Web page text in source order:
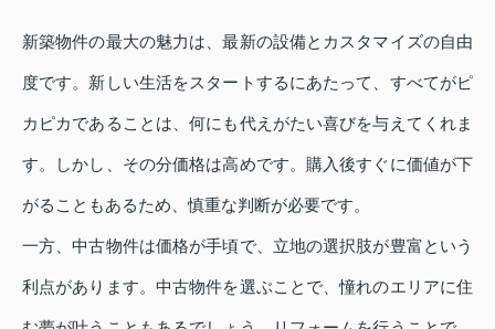
新築物件の最大の魅力は、最新の設備とカスタマイズの自由
度です。新しい生活をスタートするにあたって、すべてがピ
カピカであることは、何にも代えがたい喜びを与えてくれま
す。しかし、その分価格は高めです。購入後すぐに価値が下
がることもあるため、慎重な判断が必要です。
一方、中古物件は価格が手頃で、立地の選択肢が豊富という
利点があります。中古物件を選ぶことで、憧れのエリアに住